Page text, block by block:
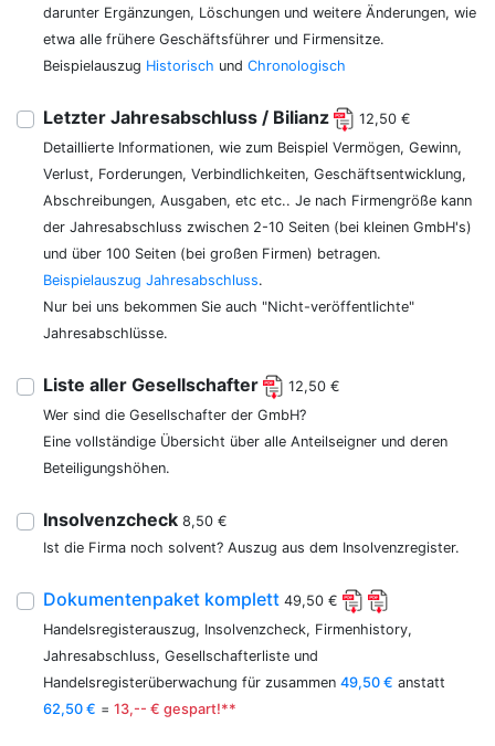
darunter Ergänzungen, Löschungen und weitere Änderungen, wie
etwa alle frühere Geschäftsführer und Firmensitze.
Beispielauszug Historisch und Chronologisch
Letzter Jahresabschluss / Bilianz
12,50 €
Detaillierte Informationen, wie zum Beispiel Vermögen, Gewinn,
Verlust, Forderungen, Verbindlichkeiten, Geschäftsentwicklung,
Abschreibungen, Ausgaben, etc etc.. Je nach Firmengröße kann
der Jahresabschluss zwischen 2-10 Seiten (bei kleinen GmbH's)
und über 100 Seiten (bei großen Firmen) betragen.
Beispielauszug Jahresabschluss.
Nur bei uns bekommen Sie auch "Nicht-veröffentlichte"
Jahresabschlüsse.
Liste aller Gesellschafter
12,50 €
Wer sind die Gesellschafter der GmbH?
Eine vollständige Übersicht über alle Anteilseigner und deren
Beteiligungshöhen.
Insolvenzcheck 8,50 €
Ist die Firma noch solvent? Auszug aus dem Insolvenzregister.
Dokumentenpaket komplett 49,50 €
Handelsregisterauszug, Insolvenzcheck, Firmenhistory,
Jahresabschluss, Gesellschafterliste und
Handelsregisterüberwachung für zusammen 49,50 € anstatt
62,50 € = 13,-- € gespart!**